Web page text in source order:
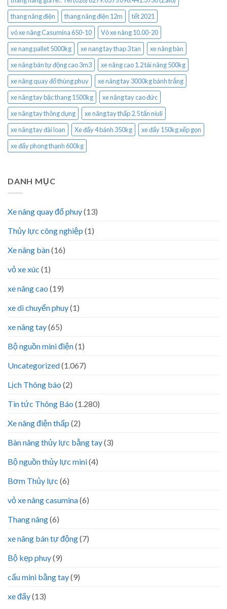
thang nâng điện
thang nâng điện 12m
tết 2021
vỏ xe nâng Casumina 650-10
Vỏ xe nâng 10.00-20
xe nang pallet 5000kg
xe nang tay thap 3 tan
xe nâng bàn
xe nâng bán tự động cao 3m3
xe nâng cao 1.2 tải nâng 500kg
xe nâng quay đổ thùng phuy
xe nâng tay 3000kg bánh trắng
xe nâng tay bậc thang 1500kg
xe nâng tay cao đức
xe nâng tay thông dụng
xe nâng tay thấp 2.5 tấn niuli
xe nâng tay đài loan
Xe đẩy 4 bánh 350kg
xe đẩy 150kg xếp gọn
xe đẩy phong thạnh 600kg
DANH MỤC
Xe nâng quay đổ phuy(13)
Thủy lực công nghiệp (1)
Xe nâng bàn(16)
vỏ xe xúc (1)
xe nâng cao (19)
xe di chuyển phuy(1)
xe nâng tay(65)
Bộ nguồn mini điện(1)
Uncategorized(1.067)
Lịch Thông báo (2)
Tin tức Thông Báo (1.280)
Xe nâng điện thấp (2)
Bàn nâng thủy lực bằng tay(3)
Bộ nguồn thủy lực mini(4)
Bơm Thủy lực (6)
vỏ xe nâng casumina(6)
Thang nâng(6)
xe nâng bán tự động(7)
Bộ kẹp phuy(9)
cẩu mini bằng tay(9)
xe đẩy(13)